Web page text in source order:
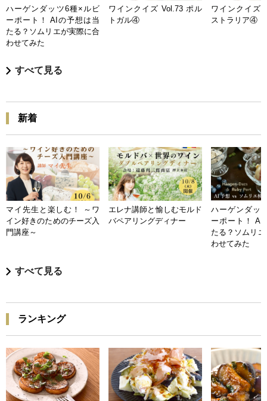
ハーゲンダッツ6種×ルビ
ーポート！ AIの予想は当
たる？ソムリエが実際に合
わせてみた
ワインクイズ Vol.73 ポル
トガル④
ワインクイズ
ストラリア④
すべて見る
新着
マイ先生と楽しむ！ ～ワ
イン好きのためのチーズ入
門講座～
エレナ講師と愉しむモルド
バペアリングディナー
ハーゲンダッ
ーポート！ AI
たる？ソムリ
わせてみた
すべて見る
ランキング